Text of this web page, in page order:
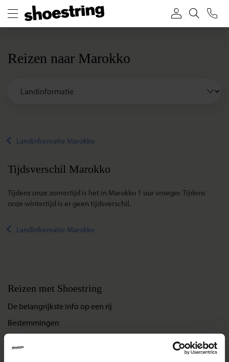
Reizen naar Marokko
Landinformatie Marokko
Tijdsverschil Marokko
Tijdens onze zomertijd is het in Marokko 1 uur vroeger. Tijdens
onze wintertijd is er geen tijdsverschil.
Landinformatie Marokko
Reizen met Shoestring
De belangrijkste info op een rij
Bestemmingen